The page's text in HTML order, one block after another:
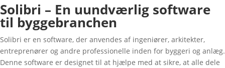
Solibri – En uundværlig software
til byggebranchen
Solibri er en software, der anvendes af ingeniører, arkitekter,
entreprenører og andre professionelle inden for byggeri og anlæg.
Denne software er designet til at hjælpe med at sikre, at alle dele